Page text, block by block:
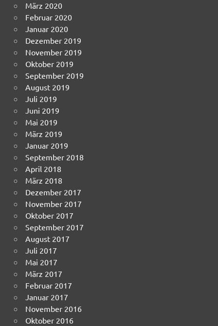
März 2020
Februar 2020
Januar 2020
Dezember 2019
November 2019
Oktober 2019
September 2019
August 2019
Juli 2019
Juni 2019
Mai 2019
März 2019
Januar 2019
September 2018
April 2018
März 2018
Dezember 2017
November 2017
Oktober 2017
September 2017
August 2017
Juli 2017
Mai 2017
März 2017
Februar 2017
Januar 2017
November 2016
Oktober 2016